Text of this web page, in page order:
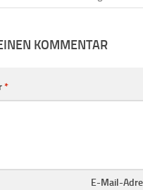
KOMMENTAR
*
E-Mail-